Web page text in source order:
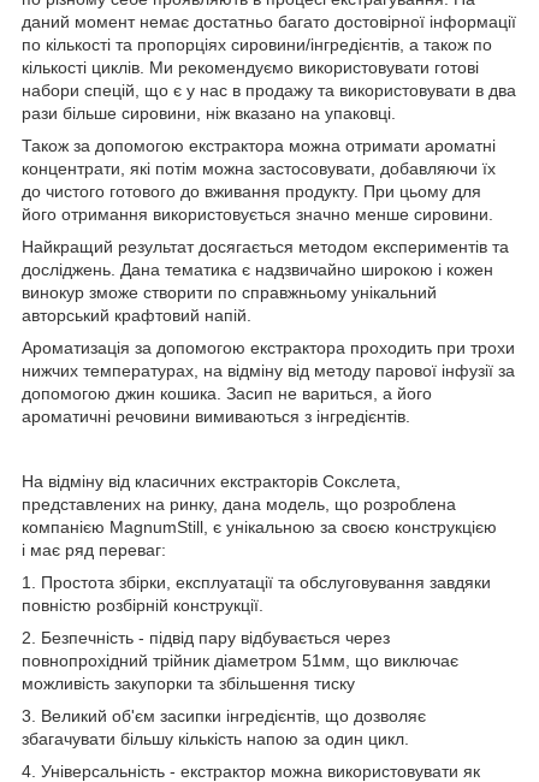
даний момент немає достатньо багато достовірної інформації
по кількості та пропорціях сировини/інгредієнтів, а також по
кількості циклів. Ми рекомендуємо використовувати готові
набори спецій, що є у нас в продажу та використовувати в два
рази більше сировини, ніж вказано на упаковці.
Також за допомогою екстрактора можна отримати ароматні
концентрати, які потім можна застосовувати, добавляючи їх
до чистого готового до вживання продукту. При цьому для
його отримання використовується значно менше сировини.
Найкращий результат досягається методом експериментів та
досліджень. Дана тематика є надзвичайно широкою і кожен
винокур зможе створити по справжньому унікальний
авторський крафтовий напій.
Ароматизація за допомогою екстрактора проходить при трохи
нижчих температурах, на відміну від методу парової інфузії за
допомогою джин кошика. Засип не вариться, а його
ароматичні речовини вимиваються з інгредієнтів.
На відміну від класичних екстракторів Сокслета,
представлених на ринку, дана модель, що розроблена
компанією MagnumStill, є унікальною за своєю конструкцією
і має ряд переваг:
1. Простота збірки, експлуатації та обслуговування завдяки
повністю розбірній конструкції.
2. Безпечність - підвід пару відбувається через
повнопрохідний трійник діаметром 51мм, що виключає
можливість закупорки та збільшення тиску
3. Великий об'єм засипки інгредієнтів, що дозволяє
збагачувати більшу кількість напою за один цикл.
4. Універсальність - екстрактор можна використовувати як